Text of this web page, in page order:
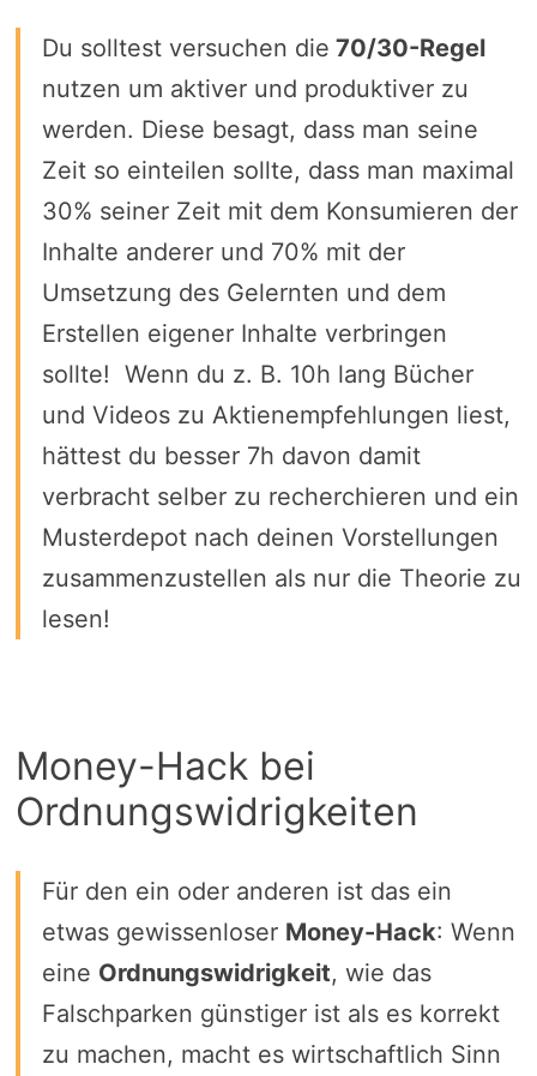
Du solltest versuchen die 70/30-Regel
nutzen um aktiver und produktiver zu
werden. Diese besagt, dass man seine
Zeit so einteilen sollte, dass man maximal
30% seiner Zeit mit dem Konsumieren der
Inhalte anderer und 70% mit der
Umsetzung des Gelernten und dem
Erstellen eigener Inhalte verbringen
sollte! Wenn du z. B. 10h lang Bücher
und Videos zu Aktienempfehlungen liest,
hättest du besser 7h davon damit
verbracht selber zu recherchieren und ein
Musterdepot nach deinen Vorstellungen
zusammenzustellen als nur die Theorie zu
lesen!
Money-Hack bei
Ordnungswidrigkeiten
Für den ein oder anderen ist das ein
etwas gewissenloser Money-Hack: Wenn
eine Ordnungswidrigkeit, wie das
Falschparken günstiger ist als es korrekt
zu machen, macht es wirtschaftlich Sinn